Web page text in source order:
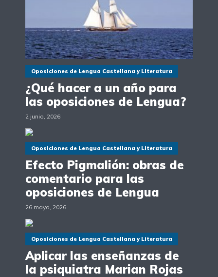
Oposiciones de Lengua Castellana y Literatura
¿Qué hacer a un año para
las oposiciones de Lengua?
2 junio, 2026
Oposiciones de Lengua Castellana y Literatura
Efecto Pigmalión: obras de
comentario para las
oposiciones de Lengua
26 mayo, 2026
Oposiciones de Lengua Castellana y Literatura
Aplicar las enseñanzas de
la psiquiatra Marian Rojas